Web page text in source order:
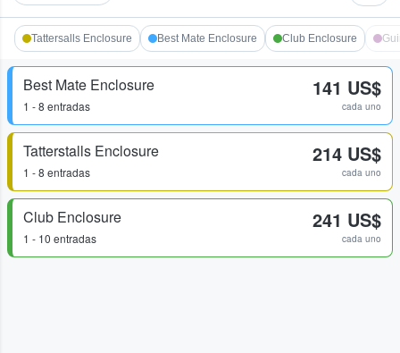
Tattersalls Enclosure Best Mate Enclosure Club Enclosure
Best Mate Enclosure
1 - 8 entradas
141 US$
cada uno
Tatterstalls Enclosure
1 - 8 entradas
214 US$
cada uno
Club Enclosure
1 - 10 entradas
241 US$
cada uno